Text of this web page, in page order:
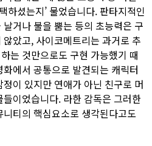
하셨는지’ 물었습니다. 판타지적인
거나 불을 뿜는 등의 초능력은 구
았고, 사이코메트리는 과거로 추
는 것만으로도 구현 가능했기 때
에서 공통으로 발견되는 캐릭터
이 있지만 연애가 아닌 친구로 머
이었습니다. 라한 감독은 그러한
티의 핵심요소로 생각된다고도